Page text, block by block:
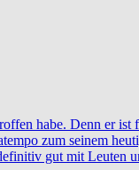
habe. Denn er
zum seinem
gut mit Leuten